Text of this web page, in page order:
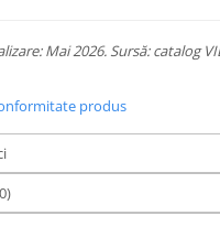
Mai 2026. Sursă: catalog
produs